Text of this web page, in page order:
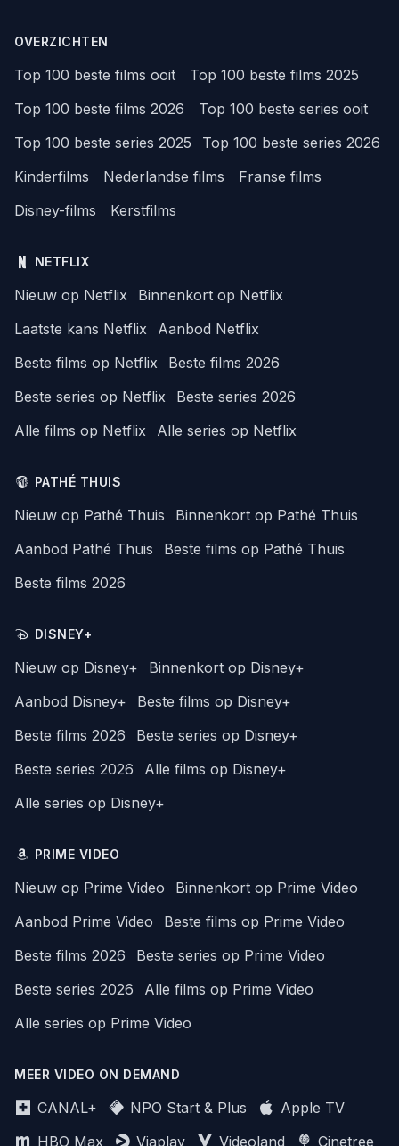
OVERZICHTEN
Top 100 beste films ooit
Top 100 beste films 2025
Top 100 beste films 2026
Top 100 beste series ooit
Top 100 beste series 2025
Top 100 beste series 2026
Kinderfilms
Nederlandse films
Franse films
Disney-films
Kerstfilms
NETFLIX
Nieuw op Netflix
Binnenkort op Netflix
Laatste kans Netflix
Aanbod Netflix
Beste films op Netflix
Beste films 2026
Beste series op Netflix
Beste series 2026
Alle films op Netflix
Alle series op Netflix
PATHÉ THUIS
Nieuw op Pathé Thuis
Binnenkort op Pathé Thuis
Aanbod Pathé Thuis
Beste films op Pathé Thuis
Beste films 2026
DISNEY+
Nieuw op Disney+
Binnenkort op Disney+
Aanbod Disney+
Beste films op Disney+
Beste films 2026
Beste series op Disney+
Beste series 2026
Alle films op Disney+
Alle series op Disney+
PRIME VIDEO
Nieuw op Prime Video
Binnenkort op Prime Video
Aanbod Prime Video
Beste films op Prime Video
Beste films 2026
Beste series op Prime Video
Beste series 2026
Alle films op Prime Video
Alle series op Prime Video
MEER VIDEO ON DEMAND
CANAL+ NPO Start & Plus
Apple TV
HBO Max
Viaplay Videoland Cinetree